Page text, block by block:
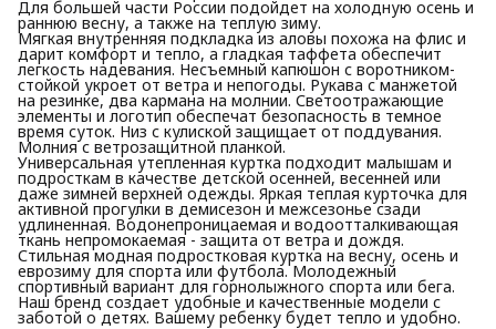
Для большей части России подойдет на холодную осень и
раннюю весну, а также на теплую зиму.
Мягкая внутренняя подкладка из аловы похожа на флис и
дарит комфорт и тепло, а гладкая таффета обеспечит
легкость надевания. Несъемный капюшон с воротником-
стойкой укроет от ветра и непогоды. Рукава с манжетой
на резинке, два кармана на молнии. Светоотражающие
элементы и логотип обеспечат безопасность в темное
время суток. Низ с кулиской защищает от поддувания.
Молния с ветрозащитной планкой.
Универсальная утепленная куртка подходит малышам и
подросткам в качестве детской осенней, весенней или
даже зимней верхней одежды. Яркая теплая курточка для
активной прогулки в демисезон и межсезонье сзади
удлиненная. Водонепроницаемая и водоотталкивающая
ткань непромокаемая - защита от ветра и дождя.
Стильная модная подростковая куртка на весну, осень и
еврозиму для спорта или футбола. Молодежный
спортивный вариант для горнолыжного спорта или бега.
Наш бренд создает удобные и качественные модели с
заботой о детях. Вашему ребенку будет тепло и удобно.